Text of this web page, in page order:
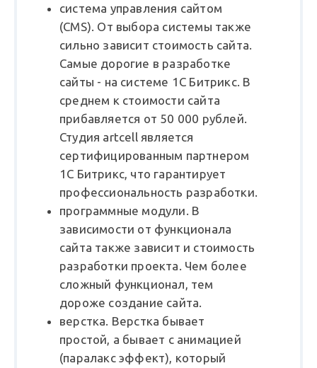
система управления сайтом
(CMS). От выбора системы также
сильно зависит стоимость сайта.
Самые дорогие в разработке
сайты - на системе 1С Битрикс. В
среднем к стоимости сайта
прибавляется от 50 000 рублей.
Студия artcell является
сертифицированным партнером
1С Битрикс, что гарантирует
профессиональность разработки.
программные модули. В
зависимости от функционала
сайта также зависит и стоимость
разработки проекта. Чем более
сложный функционал, тем
дороже создание сайта.
верстка. Верстка бывает
простой, а бывает с анимацией
(паралакс эффект), который